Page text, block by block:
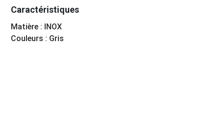
Caractéristiques
Matière : INOX
Couleurs : Gris